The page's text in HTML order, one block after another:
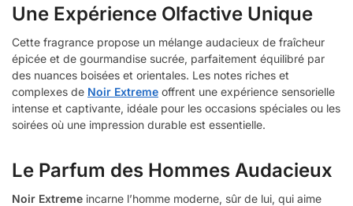
Une Expérience Olfactive Unique
Cette fragrance propose un mélange audacieux de fraîcheur
épicée et de gourmandise sucrée, parfaitement équilibré par
des nuances boisées et orientales. Les notes riches et
complexes de Noir Extreme offrent une expérience sensorielle
intense et captivante, idéale pour les occasions spéciales ou les
soirées où une impression durable est essentielle.
Le Parfum des Hommes Audacieux
Noir Extreme incarne l’homme moderne, sûr de lui, qui aime